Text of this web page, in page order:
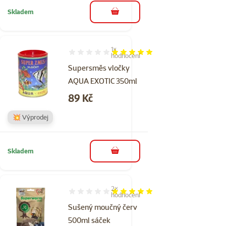
Skladem do košíku
Supersměs vločky
AQUA EXOTIC 350ml
Hodnocení 100%, počet hodnocení: 1
1×
hodnocení
Cena
89 Kč
💥 Výprodej
Skladem do košíku
Sušený moučný červ
500ml sáček
Hodnocení 100%, počet hodnocení: 2
2×
hodnocení